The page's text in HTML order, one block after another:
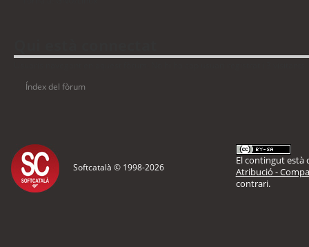
Índex del fòrum
Softcatalà © 1998-2026
El contingut està
Atribució -
contrari.